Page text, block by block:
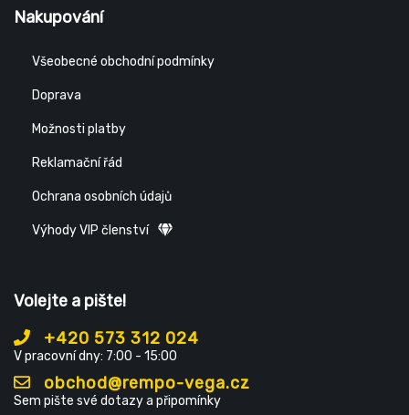
Nakupování
Všeobecné obchodní podmínky
Doprava
Možnosti platby
Reklamační řád
Ochrana osobních údajů
Výhody VIP členství
Volejte a pište!
+420 573 312 024
V pracovní dny: 7:00 - 15:00
obchod@rempo-vega.cz
Sem pište své dotazy a připomínky